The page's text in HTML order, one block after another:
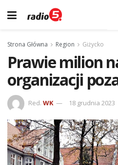
Strona Główna Region Giżycko
Prawie milion
organizacji
Red. WK 18 grudnia 2023